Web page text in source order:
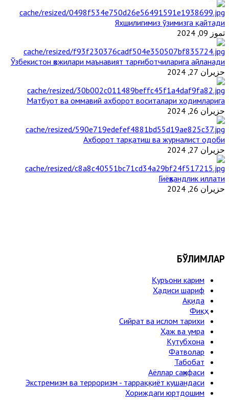
Яхшилигимиз ўзимизга қайтади
تموز 09, 2024
Ўзбекистон ҳожилари маънавият тарғиботчиларига айланади
حزيران 27, 2024
Матбуот ва оммавий ахборот воситалари ходимларига
حزيران 26, 2024
Ахборот тарқатиш ва журналист одоби
حزيران 27, 2024
Гиёҳвандлик иллати
حزيران 26, 2024
БЎЛИМЛАР
Қуръони карим
Ҳадиси шариф
Ақида
Фиқҳ
Сийрат ва ислом тарихи
Ҳаж ва умра
Кутубхона
Фатволар
Табобат
Аёллар саҳифаси
Экстремизм ва терроризм - тарраққиёт кушандаси
Хориждаги юртдошим